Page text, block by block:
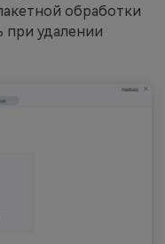
обработки
при удалении